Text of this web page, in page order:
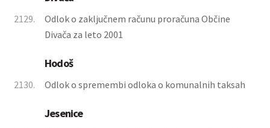
2129.
Odlok o zaključnem računu proračuna Občine
Divača za leto 2001
Hodoš
2130. Odlok o spremembi odloka o komunalnih taksah
Jesenice